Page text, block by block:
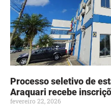
Processo seletivo de
Araquari recebe
fevereiro 22, 2026